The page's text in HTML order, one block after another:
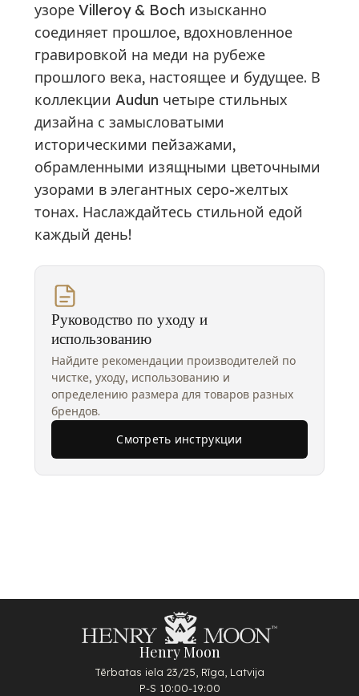
узоре Villeroy & Boch изысканно
соединяет прошлое, вдохновленное
гравировкой на меди на рубеже
прошлого века, настоящее и будущее. В
коллекции Audun четыре стильных
дизайна с замысловатыми
историческими пейзажами,
обрамленными изящными цветочными
узорами в элегантных серо-желтых
тонах. Наслаждайтесь стильной едой
каждый день!
Руководство по уходу и
использованию
Найдите рекомендации производителей по
чистке, уходу, использованию и
определению размера для товаров разных
брендов.
Смотреть инструкции
Henry Moon
Tērbatas iela 23/25, Rīga, Latvija
P-S 10:00-19:00